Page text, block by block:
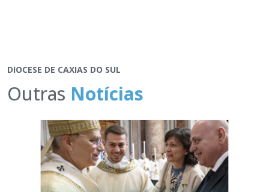
DIOCESE DE CAXIAS DO SUL
Outras Notícias